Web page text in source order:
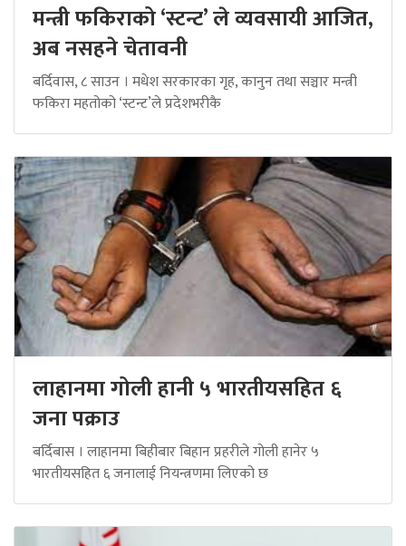
मन्त्री फकिराको ‘स्टन्ट’ ले व्यवसायी आजित,
अब नसहने चेतावनी
बर्दिवास, ८ साउन । मधेश सरकारका गृह, कानुन तथा सञ्चार मन्त्री
फकिरा महतोको ‘स्टन्ट’ले प्रदेशभरीकै
लाहानमा गोली हानी ५ भारतीयसहित ६
जना पक्राउ
बर्दिबास । लाहानमा बिहीबार बिहान प्रहरीले गोली हानेर ५
भारतीयसहित ६ जनालाई नियन्त्रणमा लिएको छ